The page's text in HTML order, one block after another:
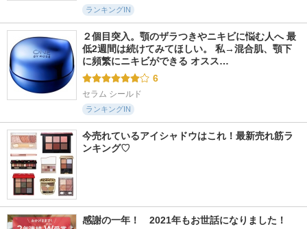
ランキングIN
２個目突入。顎のザラつきやニキビに悩む人へ 最
低2週間は続けてみてほしい。 私→混合肌、顎下
に頻繁にニキビができる オスス…
6
セラム シールド
ランキングIN
今売れているアイシャドウはこれ！最新売れ筋ラ
ンキング♡
感謝の一年！　2021年もお世話になりました！